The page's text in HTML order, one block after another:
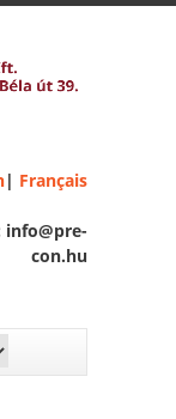
| Français
info@pre-
con.hu